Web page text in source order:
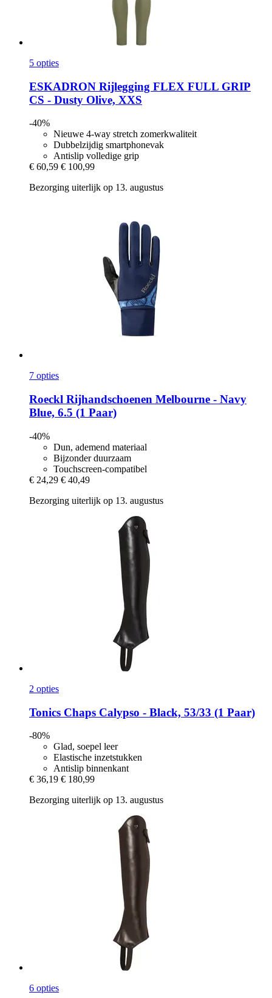
5 opties
ESKADRON Rijlegging FLEX FULL GRIP
CS -​ Dusty Olive, XXS
-40%
Nieuwe 4-way stretch zomerkwaliteit
Dubbelzijdig smartphonevak
Antislip volledige grip
€ 60,59 € 100,99
Bezorging uiterlijk op 13. augustus
7 opties
Roeckl Rijhandschoenen Melbourne -​ Navy
Blue, 6.5 (1 Paar)
-40%
Dun, ademend materiaal
Bijzonder duurzaam
Touchscreen-compatibel
€ 24,29 € 40,49
Bezorging uiterlijk op 13. augustus
2 opties
Tonics Chaps Calypso -​ Black, 53/33 (1 Paar)
-80%
Glad, soepel leer
Elastische inzetstukken
Antislip binnenkant
€ 36,19 € 180,99
Bezorging uiterlijk op 13. augustus
6 opties